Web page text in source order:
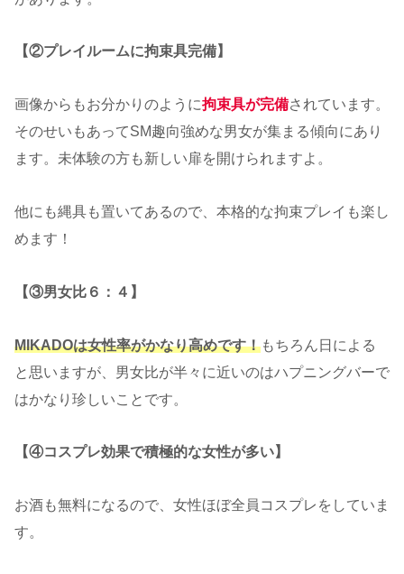
【②プレイルームに拘束具完備】
画像からもお分かりのように拘束具が完備されています。
そのせいもあってSM趣向強めな男女が集まる傾向にあり
ます。未体験の方も新しい扉を開けられますよ。
他にも縄具も置いてあるので、本格的な拘束プレイも楽し
めます！
【③男女比６：４】
MIKADOは女性率がかなり高めです！もちろん日による
と思いますが、男女比が半々に近いのはハプニングバーで
はかなり珍しいことです。
【④コスプレ効果で積極的な女性が多い】
お酒も無料になるので、女性ほぼ全員コスプレをしていま
す。